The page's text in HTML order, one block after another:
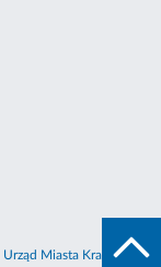
Urząd Miasta Krakowa